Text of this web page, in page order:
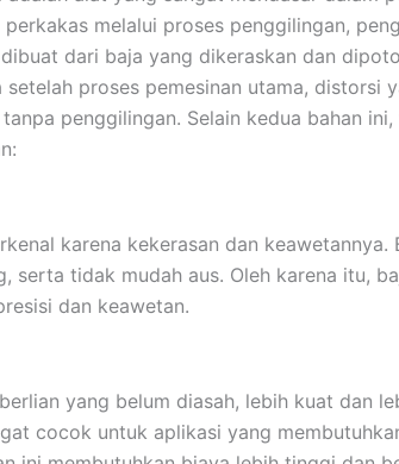
melalui proses penggilingan,
dari baja yang dikeraskan dan
proses pemesinan utama, distorsi
penggilingan. Selain kedua bahan
karena kekerasan dan
serta tidak mudah aus. Oleh karena itu,
dan keawetan.
yang belum diasah, lebih kuat dan
cocok untuk aplikasi yang